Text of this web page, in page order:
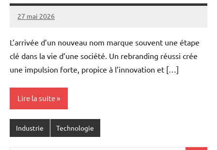
27 mai 2026
cedric
Aucun
L’arrivée d’un nouveau nom marque souvent une étape
clé dans la vie d’une société. Un rebranding réussi crée
une impulsion forte, propice à l’innovation et […]
Lire la suite
Industrie Technologie